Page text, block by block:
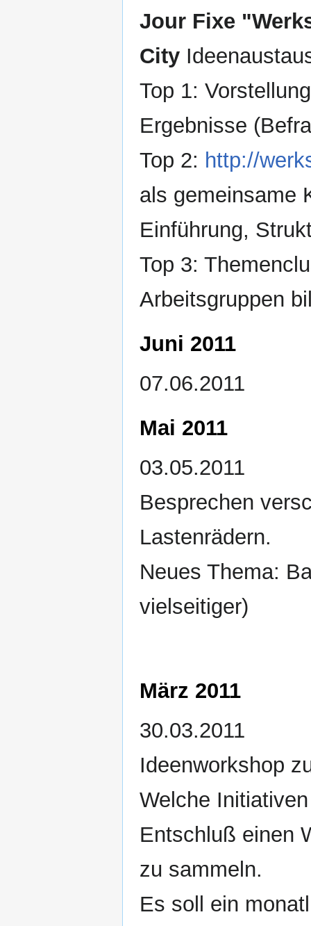
Jour Fixe
City
Top 1:
Ergebnisse
Top 2: http://
als gemeinsame
Einführung,
Top 3:
Arbeitsgruppen
Juni 2011
07.06.2011
Mai 2011
03.05.2011
Besprechen
Lastenrädern.
Neues Thema:
vielseitiger)
März 2011
30.03.2011
Ideenworkshop
Welche
Entschluß einen
zu sammeln.
Es soll ein